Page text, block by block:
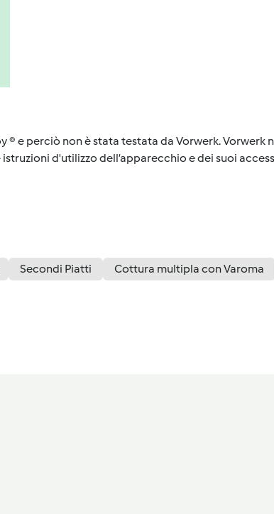
e perciò non è stata testata da Vorwerk. Vorwerk
d'utilizzo dell’apparecchio e dei suoi
Secondi Piatti Cottura multipla con Varoma